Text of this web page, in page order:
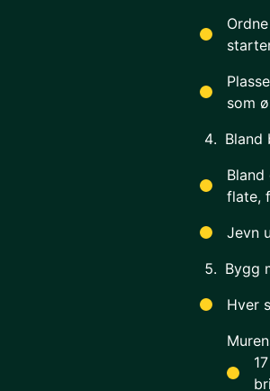
som
Bland
flate,
Jevn
Bygg
Hver